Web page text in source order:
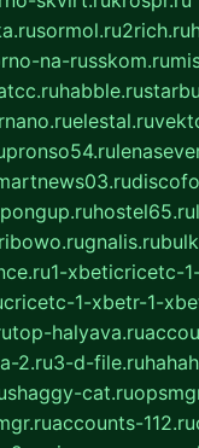
sormol.ru2rich.ru
na-russkom.ru
habble.ru
elestal.ru
pronso54.ru
pongup.ruhostel65.ru
gnalis.ru
1-xbeticricetc-
cricetc-1-xbetr-1-
top-halyava.ru
2.ru3-d-file.ru
shaggy-cat.ru
accounts-112.ru